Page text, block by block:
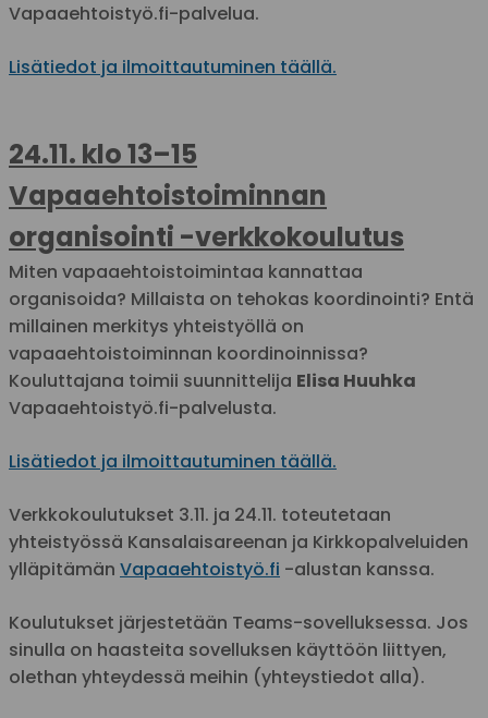
Vapaaehtoistyö.fi-palvelua.
Lisätiedot ja ilmoittautuminen täällä.
24.11. klo 13–15
Vapaaehtoistoiminnan
organisointi -verkkokoulutus
Miten vapaaehtoistoimintaa kannattaa
organisoida? Millaista on tehokas koordinointi? Entä
millainen merkitys yhteistyöllä on
vapaaehtoistoiminnan koordinoinnissa?
Kouluttajana toimii suunnittelija Elisa Huuhka
Vapaaehtoistyö.fi-palvelusta.
Lisätiedot ja ilmoittautuminen täällä.
Verkkokoulutukset 3.11. ja 24.11. toteutetaan
yhteistyössä Kansalaisareenan ja Kirkkopalveluiden
ylläpitämän Vapaaehtoistyö.fi -alustan kanssa.
Koulutukset järjestetään Teams-sovelluksessa. Jos
sinulla on haasteita sovelluksen käyttöön liittyen,
olethan yhteydessä meihin (yhteystiedot alla).